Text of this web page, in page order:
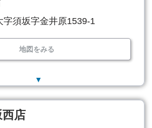
字須坂字金井原1539-1
地図をみる
▼
店